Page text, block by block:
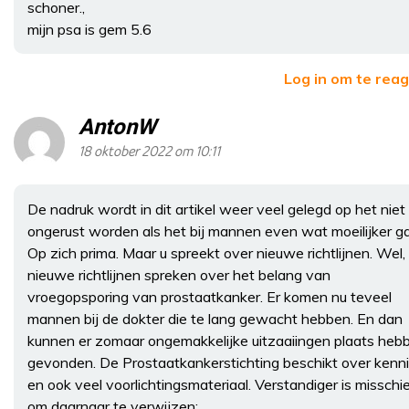
schoner.,
mijn psa is gem 5.6
Log in om te
AntonW
18 oktober 2022 om 10:11
De nadruk wordt in dit artikel weer veel gelegd op het niet
ongerust worden als het bij mannen even wat moeilijker
Op zich prima. Maar u spreekt over nieuwe richtlijnen. Wel,
nieuwe richtlijnen spreken over het belang van
vroegopsporing van prostaatkanker. Er komen nu teveel
mannen bij de dokter die te lang gewacht hebben. En dan
kunnen er zomaar ongemakkelijke uitzaaiingen plaats
gevonden. De Prostaatkankerstichting beschikt over
en ook veel voorlichtingsmateriaal. Verstandiger is